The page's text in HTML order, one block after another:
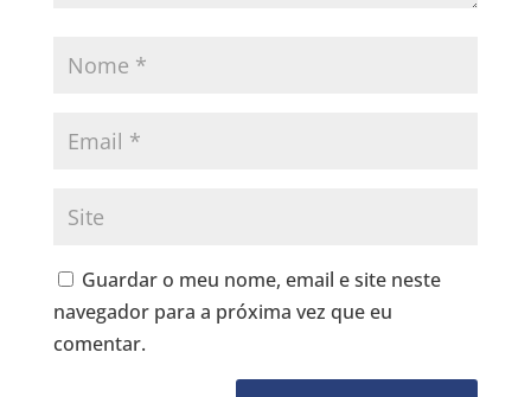
Guardar o meu nome, email e site neste
navegador para a próxima vez que eu
comentar.